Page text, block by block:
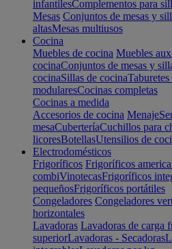
infantilesComplementos para
Mesas Conjuntos de mesas y
altasMesas multiusos
Cocina
Muebles de cocina Muebles
cocinaConjuntos de mesas y
cocinaSillas de cocina
modularesCocinas completas
Cocinas a medida
Accesorios de cocina Menaje
mesaCuberteríaCuchillos para
licoresBotellasUtensilios de
Electrodomésticos
Frigoríficos Frigoríficos
combiVinotecasFrigoríficos
pequeñosFrigoríficos portátiles
Congeladores Congeladores
horizontales
Lavadoras Lavadoras de carga
superiorLavadoras - Secadoras